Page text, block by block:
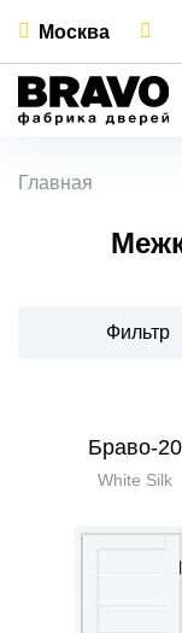
Москва
Главная
Фильтр
Браво-20
White Silk